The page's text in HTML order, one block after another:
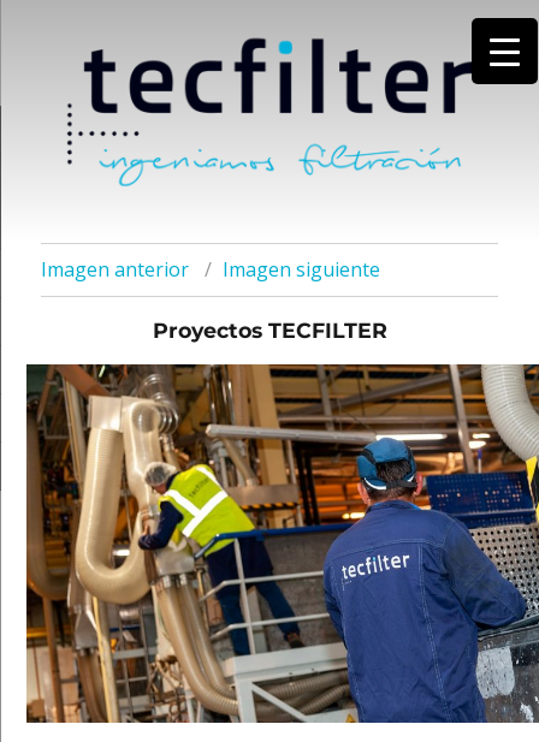
Imagen anterior Imagen siguiente
Proyectos TECFILTER